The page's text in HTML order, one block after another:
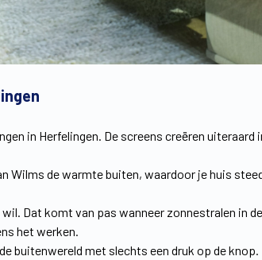
in Herfelingen. De screens creëren uiteraard
Wilms de warmte buiten, waardoor je huis
Dat komt van pas wanneer zonnestralen in
het werken.
buitenwereld met slechts een druk op de knop.